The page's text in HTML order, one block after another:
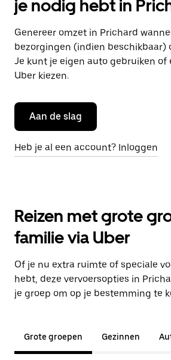
je nodig hebt in
Genereer omzet in Prichard
bezorgingen (indien beschikbaar)
Je kunt je eigen auto gebruiken of
Uber kiezen.
Aan de slag
Heb je al een account? Inloggen
Reizen met grote
familie via Uber
Of je nu extra ruimte of speciale
hebt, deze vervoersopties in
je groep om op je bestemming te
Grote groepen Gezinnen